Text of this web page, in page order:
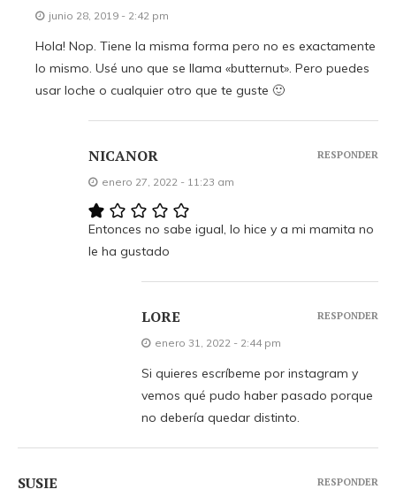
junio 28, 2019 - 2:42 pm
Hola! Nop. Tiene la misma forma pero no es exactamente
lo mismo. Usé uno que se llama «butternut». Pero puedes
usar loche o cualquier otro que te guste 🙂
NICANOR
enero 27, 2022 - 11:23 am
Entonces no sabe igual, lo hice y a mi mamita no
le ha gustado
RESPONDER
LORE
enero 31, 2022 - 2:44 pm
Si quieres escríbeme por instagram y
vemos qué pudo haber pasado porque
no debería quedar distinto.
RESPONDER
SUSIE RESPONDER